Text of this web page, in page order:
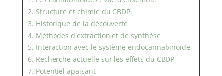
2. Structure et chimie du CBDP
3. Historique de la découverte
4. Méthodes d'extraction et de synthèse
5. Interaction avec le système endocannabinoïde
6. Recherche actuelle sur les effets du CBDP
7. Potentiel apaisant